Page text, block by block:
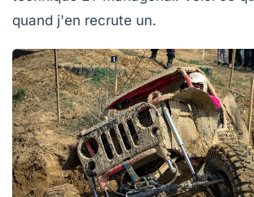
quand j'en recrute un.